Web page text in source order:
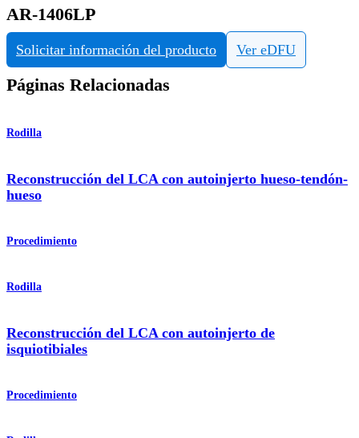
AR-1406LP
Solicitar información del producto Ver eDFU
Páginas Relacionadas
Rodilla
Reconstrucción del LCA con autoinjerto hueso-tendón-
hueso
Procedimiento
Rodilla
Reconstrucción del LCA con autoinjerto de
isquiotibiales
Procedimiento